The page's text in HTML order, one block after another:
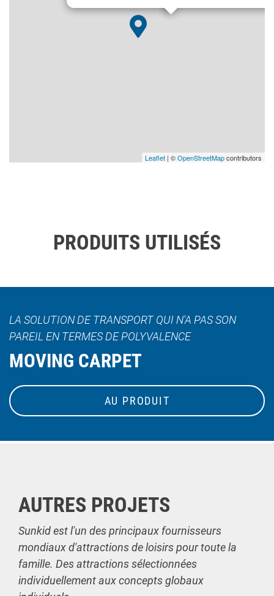
Leaflet | ©OpenStreetMapcontributors
PRODUITS UTILISÉS
LA SOLUTION DE TRANSPORT QUI N'A PAS SON
PAREIL EN TERMES DE POLYVALENCE
MOVING CARPET
AU PRODUIT
AUTRES PROJETS
Sunkid est l'un des principaux fournisseurs
mondiaux d'attractions de loisirs pour toute la
famille. Des attractions sélectionnées
individuellement aux concepts globaux